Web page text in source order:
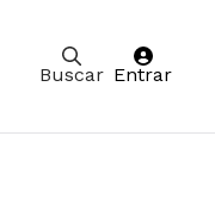
Buscar Entrar